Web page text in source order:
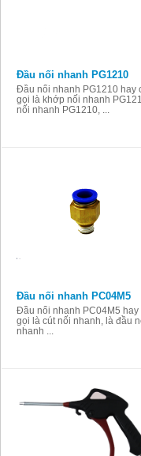
Đầu nối nhanh PG1210
Đầu nối nhanh PG1210 hay
gọi là khớp nối nhanh
nối nhanh PG1210, ...
Đầu nối nhanh PC04M5
Đầu nối nhanh PC04M5 hay
gọi là cút nối nhanh, là đầu
nhanh ...